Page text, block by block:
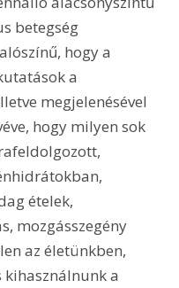
betegség
hogy a
a
megjelenésével
hogy milyen sok
ételek,
mozgásszegény
az életünkben,
a